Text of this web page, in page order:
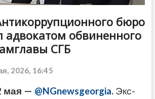
бюро
адвокатом обвиненного
СГБ
2026, 16:45
мая — @NGnewsgeorgia.Экс-